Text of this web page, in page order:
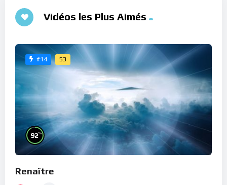
Vidéos les Plus Aimés
#14 53
92%
Renaître